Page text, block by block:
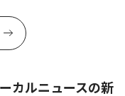
カルニュースの新